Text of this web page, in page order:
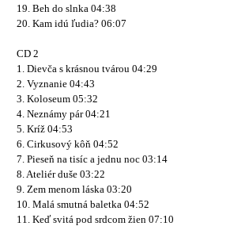
19. Beh do slnka 04:38
20. Kam idú ľudia? 06:07
CD 2
1. Dievča s krásnou tvárou 04:29
2. Vyznanie 04:43
3. Koloseum 05:32
4. Neznámy pár 04:21
5. Kríž 04:53
6. Cirkusový kôň 04:52
7. Pieseň na tisíc a jednu noc 03:14
8. Ateliér duše 03:22
9. Zem menom láska 03:20
10. Malá smutná baletka 04:52
11. Keď svitá pod srdcom žien 07:10